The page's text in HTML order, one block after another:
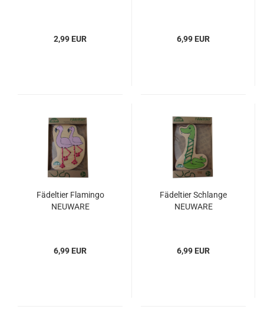
2,99 EUR 6,99 EUR
Fädeltier Flamingo
NEUWARE
6,99 EUR
Fädeltier Schlange
NEUWARE
6,99 EUR